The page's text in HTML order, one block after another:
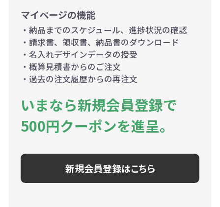
マイページの機能
・納品までのスケジュール、進捗状況の確認
・請求書、領収書、納品書のダウンロード
・名入れデザインデータの授受
・概算見積書からのご注文
・過去の注文履歴からの再注文
いまなら新規会員登録で
500円クーポンを進呈。
新規会員登録はこちら